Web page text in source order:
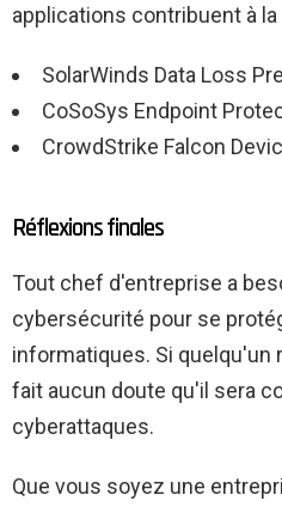
applications contribuent à
SolarWinds Data Loss
CoSoSys Endpoint
CrowdStrike Falcon
Réflexions finales
Tout chef d'entreprise a
cybersécurité pour se
informatiques. Si quelqu'un
fait aucun doute qu'il sera
cyberattaques.
Que vous soyez une